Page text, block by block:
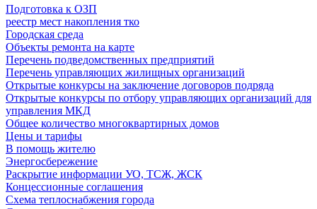
Подготовка к ОЗП
реестр мест накопления тко
Городская среда
Объекты ремонта на карте
Перечень подведомственных предприятий
Перечень управляющих жилищных организаций
Открытые конкурсы на заключение договоров подряда
Открытые конкурсы по отбору управляющих организаций для
управления МКД
Общее количество многоквартирных домов
Цены и тарифы
В помощь жителю
Энергосбережение
Раскрытие информации УО, ТСЖ, ЖСК
Концессионные соглашения
Схема теплоснабжения города